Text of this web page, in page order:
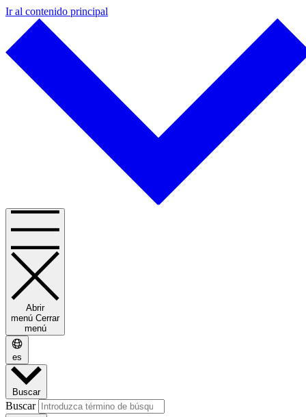
Ir al contenido principal
Abrir
menú Cerrar
menú
es
Buscar
Buscar